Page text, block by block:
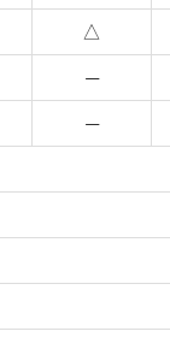
△
—
—